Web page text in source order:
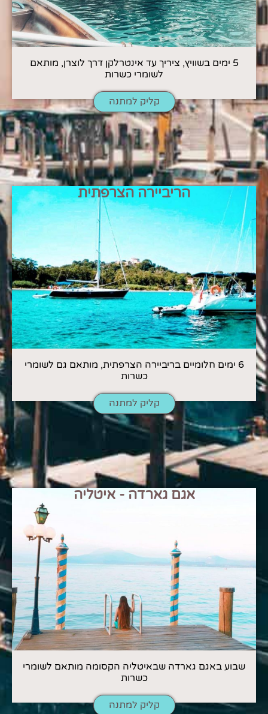
5 ימים בשוויץ, ציריך עד אינטרלקן דרך לוצרן, מותאם
לשומרי כשרות
קליק למתנה
הריביירה הצרפתית
6 ימים חלומיים בריביירה הצרפתית, מותאם גם לשומרי
כשרות
קליק למתנה
אגם גארדה - איטליה
שבוע באגם גארדה שבאיטליה הקסומה מותאם לשומרי
כשרות
קליק למתנה